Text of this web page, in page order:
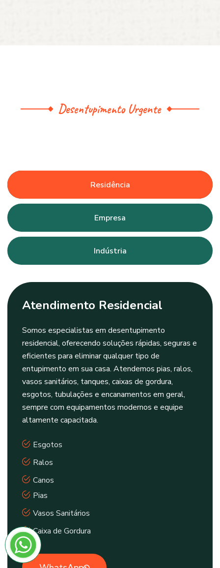
Desentupimento Urgente
Residência
Empresa
Indústria
Atendimento Residencial
Somos especialistas em desentupimento
residencial, oferecendo soluções rápidas, seguras e
eficientes para eliminar qualquer tipo de
entupimento em sua casa. Atendemos pias, ralos,
vasos sanitários, tanques, caixas de gordura,
esgotos, tubulações e encanamentos em geral,
sempre com equipamentos modernos e equipe
altamente capacitada.
Esgotos
Ralos
Canos
Pias
Vasos Sanitários
Caixa de Gordura